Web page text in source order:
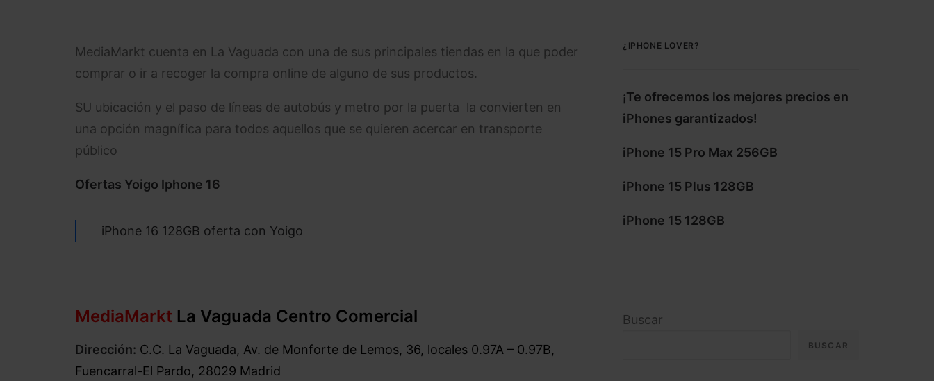
MediaMarkt cuenta en La Vaguada con una de sus principales tiendas en la que poder
comprar o ir a recoger la compra online de alguno de sus productos.
SU ubicación y el paso de líneas de autobús y metro por la puerta la convierten en
una opción magnífica para todos aquellos que se quieren acercar en transporte
público
Ofertas Yoigo Iphone 16
iPhone 16 128GB oferta con Yoigo
MediaMarkt La Vaguada Centro Comercial
Dirección: C.C. La Vaguada, Av. de Monforte de Lemos, 36, locales 0.97A – 0.97B,
Fuencarral-El Pardo, 28029 Madrid
¿IPHONE LOVER?
¡Te ofrecemos los mejores precios en
iPhones garantizados!
iPhone 15 Pro Max 256GB
iPhone 15 Plus 128GB
iPhone 15 128GB
Buscar
BUSCAR